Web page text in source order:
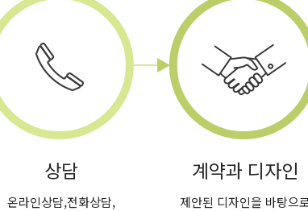
상담
온라인상담,전화상담,
계약과 디자인
제안된 디자인을 바탕으